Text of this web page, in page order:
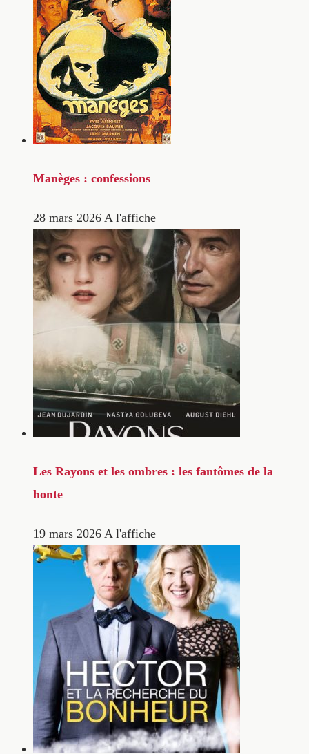
Manèges : confessions
28 mars 2026 A l'affiche
Les Rayons et les ombres : les fantômes de la
honte
19 mars 2026 A l'affiche